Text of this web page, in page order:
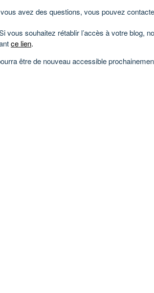
avez des questions, vous pouvez
vous souhaitez rétablir l’accès à votre blog,
ce lien.
être de nouveau accessible